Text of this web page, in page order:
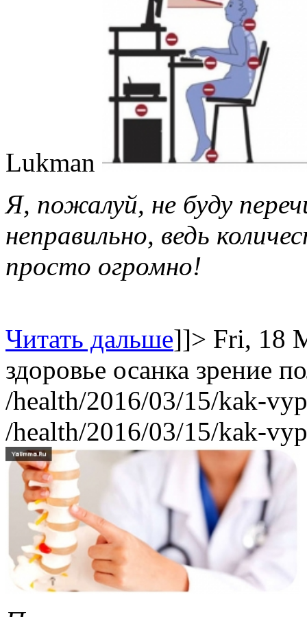
Lukman
Я, пожалуй, не буду
неправильно, ведь
просто огромно!
Читать дальше]]> Fri, 18
здоровье осанка зрение
/health/2016/03/15/kak-
/health/2016/03/15/kak-